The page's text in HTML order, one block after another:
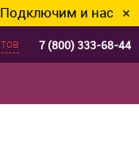
и настроим
✕
7 (800) 333-68-44